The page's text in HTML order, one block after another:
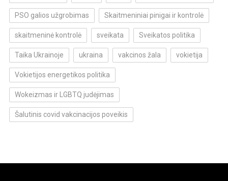
PSO galios užgrobimas Skaitmeniniai pinigai ir kontrolė
skaitmeninė kontrolė sveikata Sveikatos politika
Taika Ukrainoje ukraina vakcinos žala vokietija
Vokietijos energetikos politika
Wokeizmas ir LGBTQ judėjimas
Šalutinis covid vakcinacijos poveikis